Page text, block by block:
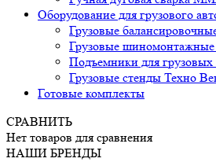
Оборудование для грузового
Грузовые
Грузовые шиномонтажные
Подъемники для грузовых
Грузовые стенды Техно
Готовые комплекты
СРАВНИТЬ
Нет товаров для сравнения
НАШИ БРЕНДЫ